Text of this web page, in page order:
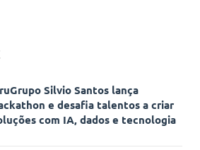
Silvio Santos lança
e desafia talentos a criar
com IA, dados e tecnologia